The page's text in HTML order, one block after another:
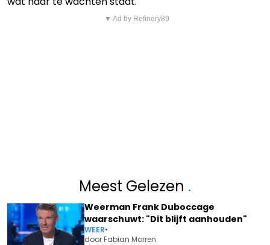
▼ Ad by Refinery89
Meest Gelezen .
Weerman Frank Duboccage
waarschuwt: "Dit blijft aanhouden"
WEER•
doorFabian Morren